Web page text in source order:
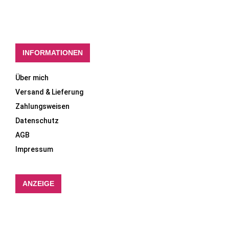
INFORMATIONEN
Über mich
Versand & Lieferung
Zahlungsweisen
Datenschutz
AGB
Impressum
ANZEIGE